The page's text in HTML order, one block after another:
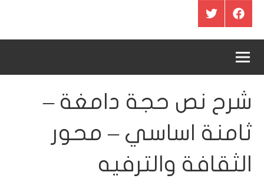
عنصر
القائمة
عنصر
القائمة
شرح نص حجة دامغة –
ثامنة اساسي – محور
الثقافة والترفيه